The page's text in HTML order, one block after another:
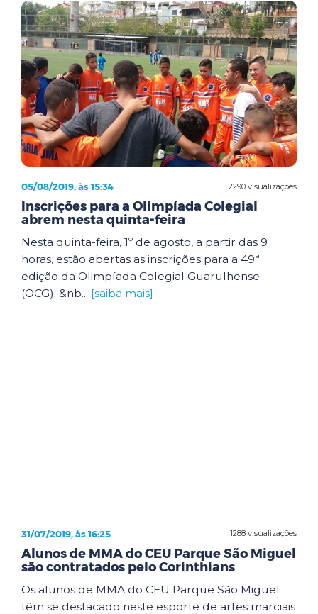
2290 visualizações
05/08/2019, às 15:34
Inscrições para a Olimpíada Colegial
abrem nesta quinta-feira
Nesta quinta-feira, 1º de agosto, a partir das 9
horas, estão abertas as inscrições para a 49ª
edição da Olimpíada Colegial Guarulhense
(OCG). &nb... [saiba mais]
1288 visualizações
31/07/2019, às 16:25
Alunos de MMA do CEU Parque São Miguel
são contratados pelo Corinthians
Os alunos de MMA do CEU Parque São Miguel
têm se destacado neste esporte de artes marciais